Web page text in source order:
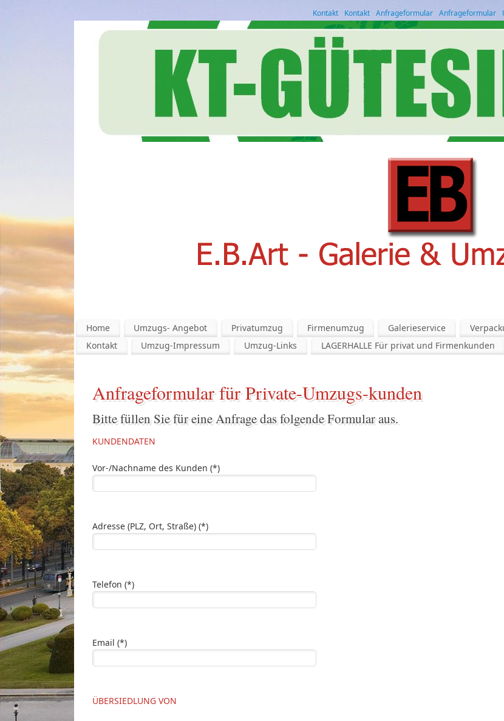
Anfrageformular
Anfrageformular
Kontakt
Kontakt
Home Umzugs- Angebot Privatumzug Firmenumzug Galerieservice
Kontakt
Umzug-Impressum Umzug-Links LAGERHALLE Für privat und Firmenkunden
Anfrageformular für Private-Umzugs-kunden
Bitte füllen Sie für eine Anfrage das folgende Formular aus.
KUNDENDATEN
Vor-/Nachname des Kunden (*)
Adresse (PLZ, Ort, Straße) (*)
Telefon (*)
Email (*)
ÜBERSIEDLUNG VON